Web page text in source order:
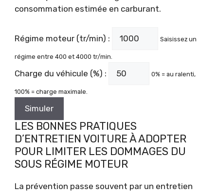
consommation estimée en carburant.
Régime moteur (tr/min) : Saisissez un
régime entre 400 et 4000 tr/min.
Charge du véhicule (%) : 0% = au ralenti,
100% = charge maximale.
Simuler
LES BONNES PRATIQUES
D’ENTRETIEN VOITURE À ADOPTER
POUR LIMITER LES DOMMAGES DU
SOUS RÉGIME MOTEUR
La prévention passe souvent par un entretien